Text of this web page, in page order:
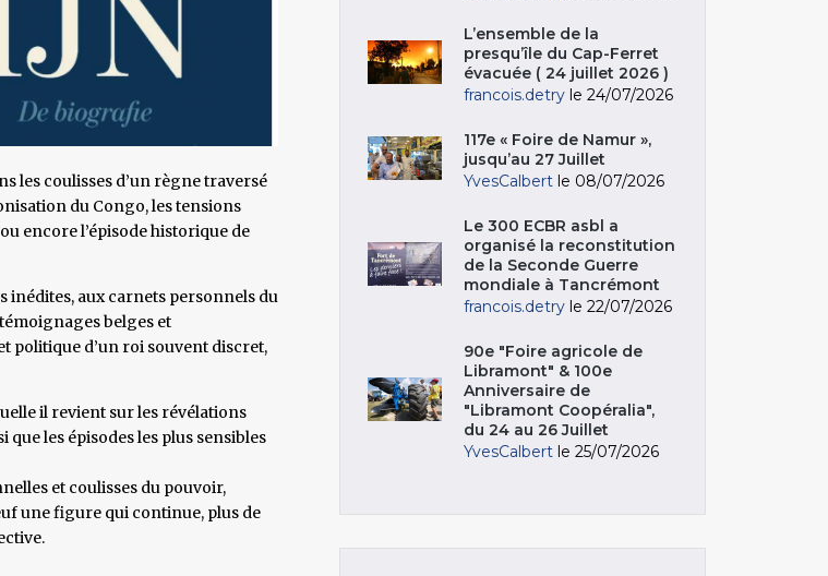
les coulisses d’un règne traversé
du Congo, les tensions
encore l’épisode historique de
inédites, aux carnets personnels du
belges et
politique d’un roi souvent discret,
il revient sur les révélations
que les épisodes les plus sensibles
et coulisses du pouvoir,
une figure qui continue, plus de
L’ensemble de la
presqu’île du Cap-Ferret
évacuée ( 24 juillet 2026 )
francois.detry le 24/07/2026
117e « Foire de Namur »,
jusqu’au 27 Juillet
YvesCalbert le 08/07/2026
Le 300 ECBR asbl a
organisé la reconstitution
de la Seconde Guerre
mondiale à Tancrémont
francois.detry le 22/07/2026
90e "Foire agricole de
Libramont" & 100e
Anniversaire de
"Libramont Coopéralia",
du 24 au 26 Juillet
YvesCalbert le 25/07/2026